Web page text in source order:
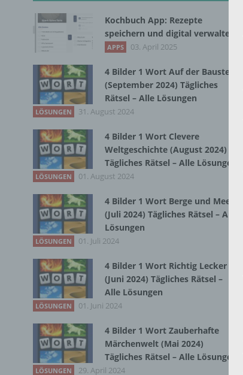
Kochbuch App: Rezepte
speichern und digital verwalten
APPS 03. April 2025
4 Bilder 1 Wort Auf der Baustelle
(September 2024) Tägliches
Rätsel – Alle Lösungen
LÖSUNGEN 31. August 2024
4 Bilder 1 Wort Clevere
Weltgeschichte (August 2024)
Tägliches Rätsel – Alle Lösungen
LÖSUNGEN 01. August 2024
4 Bilder 1 Wort Berge und Meer
(Juli 2024) Tägliches Rätsel – Alle
Lösungen
LÖSUNGEN 01. Juli 2024
4 Bilder 1 Wort Richtig Lecker
(Juni 2024) Tägliches Rätsel –
Alle Lösungen
LÖSUNGEN 01. Juni 2024
4 Bilder 1 Wort Zauberhafte
Märchenwelt (Mai 2024)
Tägliches Rätsel – Alle Lösungen
LÖSUNGEN 29. April 2024